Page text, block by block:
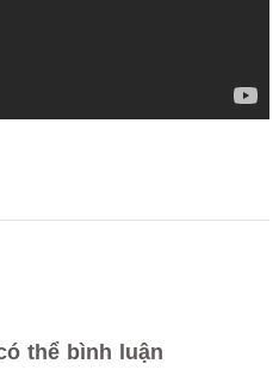
thể bình luận